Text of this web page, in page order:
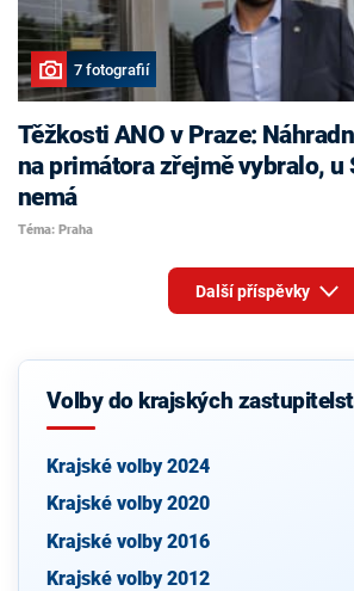
7 fotografií
Těžkosti ANO v Praze:
na primátora zřejmě vybralo, u
nemá
Téma: Praha
Další příspěvky
Volby do krajských
Krajské volby 2024
Krajské volby 2020
Krajské volby 2016
Krajské volby 2012